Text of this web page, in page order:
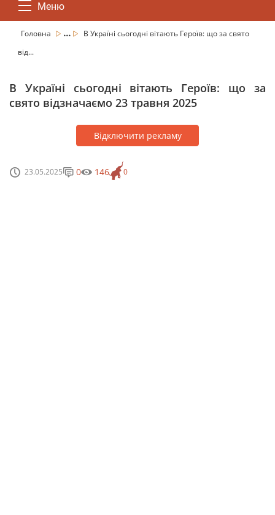
Меню
Головна ...
В Україні сьогодні вітають Героїв: що за свято
від...
В Україні сьогодні вітають Героїв: що за
свято відзначаємо 23 травня 2025
Відключити рекламу
23.05.2025 0
0 146